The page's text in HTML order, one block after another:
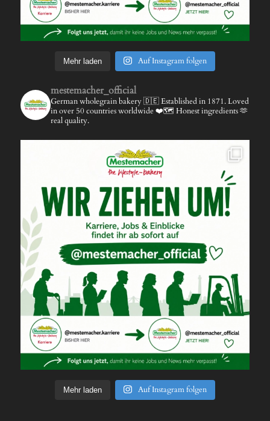
Mehr laden Auf Instagram folgen
mestemacher_official
German wholegrain bakery 🇩🇪Established in 1871.Loved
in over 50 countries worldwide ❤️🗺️ Honest ingredients 🫶
real quality.
Mehr laden Auf Instagram folgen